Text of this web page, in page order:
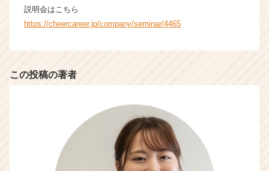
a
e
説明会はこちら
https://cheercareer.jp/company/seminar/4465
この投稿の著者